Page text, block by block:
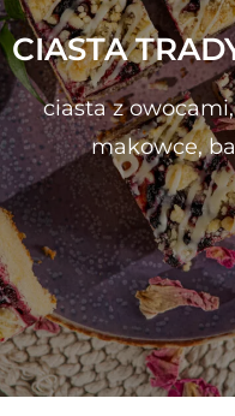
CIASTA
ciasta z
makowce,